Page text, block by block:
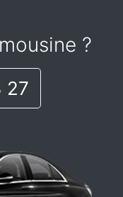
?
27